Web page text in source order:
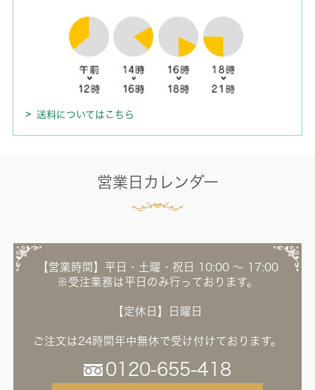
送料についてはこちら
営業日カレンダー
【営業時間】平日・土曜・祝日 10:00 ～ 17:00
※受注業務は平日のみ行っております。
【定休日】日曜日
ご注文は24時間年中無休で受け付けております。
0120-655-418